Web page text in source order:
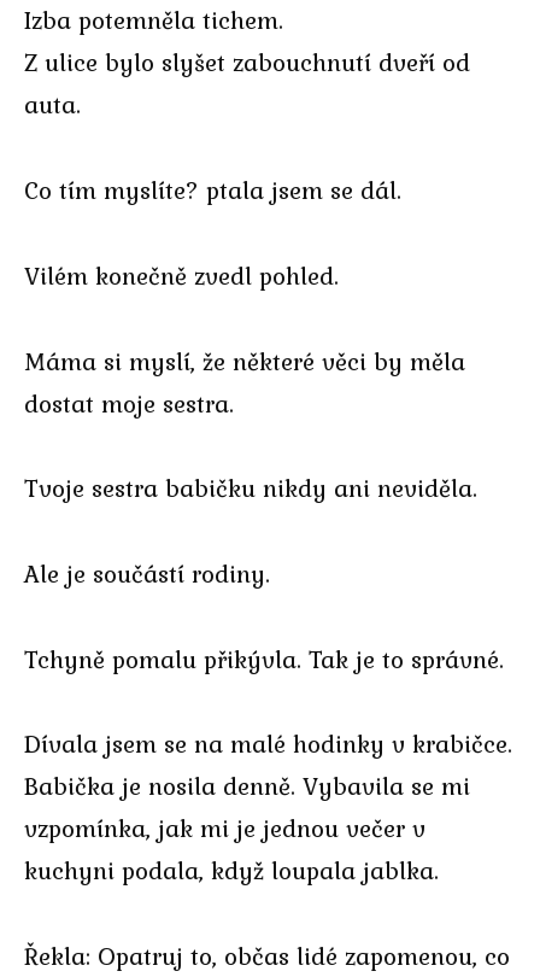
Izba potemněla tichem.
Z ulice bylo slyšet zabouchnutí dveří od
auta.
Co tím myslíte? ptala jsem se dál.
Vilém konečně zvedl pohled.
Máma si myslí, že některé věci by měla
dostat moje sestra.
Tvoje sestra babičku nikdy ani neviděla.
Ale je součástí rodiny.
Tchyně pomalu přikývla. Tak je to správné.
Dívala jsem se na malé hodinky v krabičce.
Babička je nosila denně. Vybavila se mi
vzpomínka, jak mi je jednou večer v
kuchyni podala, když loupala jablka.
Řekla: Opatruj to, občas lidé zapomenou, co